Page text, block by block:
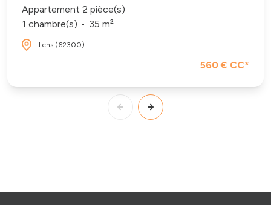
Appartement 2 pièce(s)
1 chambre(s)
35 m²
Lens (62300)
560 € CC*